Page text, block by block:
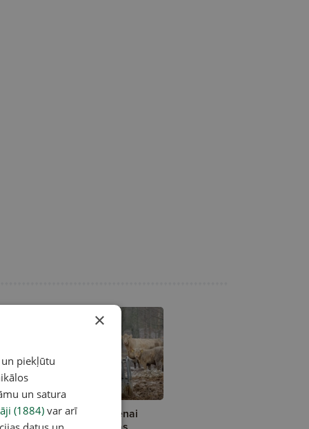
gaļas iepirkumu cenai
×
piekļūtu
un satura
(1884) var arī